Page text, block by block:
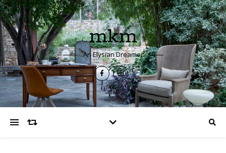
mkm
An Elysian Dreamer